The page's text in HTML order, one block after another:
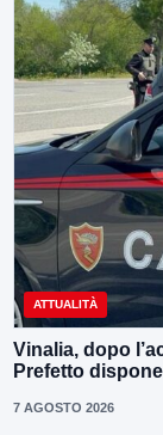
ATTUALITÀ
Vinalia, dopo
Prefetto
7 AGOSTO 2026